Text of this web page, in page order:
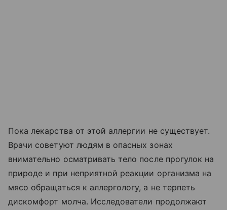
Пока лекарства от этой аллергии не существует.
Врачи советуют людям в опасных зонах
внимательно осматривать тело после прогулок на
природе и при неприятной реакции организма на
мясо обращаться к аллергологу, а не терпеть
дискомфорт молча. Исследователи продолжают